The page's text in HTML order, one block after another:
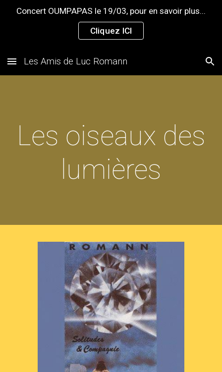
Skip to navigation
Concert OUMPAPAS le 19/03, pour en savoir plus...
Cliquez ICI
Les Amis de Luc Romann
Les oiseaux des
lumières